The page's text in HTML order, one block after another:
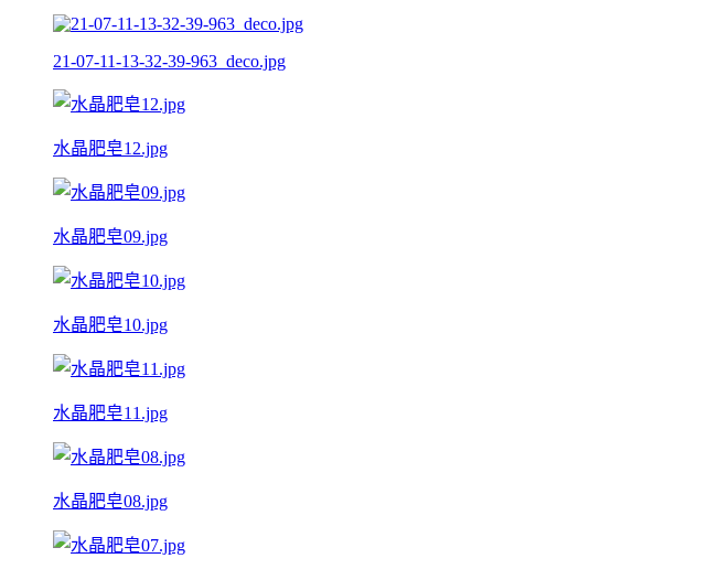
21-07-11-13-32-39-963_deco.jpg
水晶肥皂12.jpg
水晶肥皂09.jpg
水晶肥皂10.jpg
水晶肥皂11.jpg
水晶肥皂08.jpg